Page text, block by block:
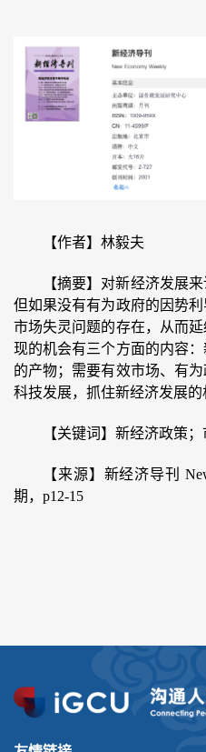
【作者】林毅夫
【摘要】对新经济发展
但如果没有有为政府的因势
市场失灵问题的存在，从而
现的机会有三个方面的内容
的产物；需要有效市场、有
科技发展，抓住新经济发展的
【关键词】新经济政策
【来源】新经济导刊
期，p12-15